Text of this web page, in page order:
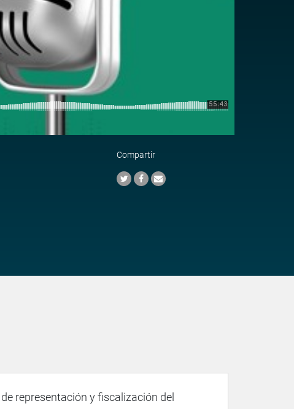
Compartir
representación y fiscalización del